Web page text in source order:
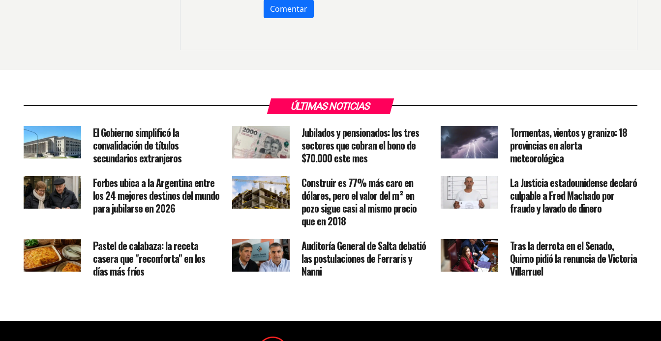
ÚLTIMAS NOTICIAS
El Gobierno simplificó la
convalidación de títulos
secundarios extranjeros
Jubilados y pensionados: los tres
sectores que cobran el bono de
$70.000 este mes
Tormentas, vientos y granizo: 18
provincias en alerta
meteorológica
Forbes ubica a la Argentina entre
los 24 mejores destinos del mundo
para jubilarse en 2026
Construir es 77% más caro en
dólares, pero el valor del m² en
pozo sigue casi al mismo precio
que en 2018
La Justicia estadounidense declaró
culpable a Fred Machado por
fraude y lavado de dinero
Pastel de calabaza: la receta
casera que "reconforta" en los
días más fríos
Auditoría General de Salta debatió
las postulaciones de Ferraris y
Nanni
Tras la derrota en el Senado,
Quirno pidió la renuncia de Victoria
Villarruel